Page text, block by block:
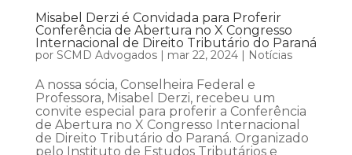
Misabel Derzi é Convidada para Proferir
Conferência de Abertura no X Congresso
Internacional de Direito Tributário do Paraná
por SCMD Advogados| mar 22, 2024| Notícias
A nossa sócia, Conselheira Federal e
Professora, Misabel Derzi, recebeu um
convite especial para proferir a Conferência
de Abertura no X Congresso Internacional
de Direito Tributário do Paraná. Organizado
pelo Instituto de Estudos Tributários e